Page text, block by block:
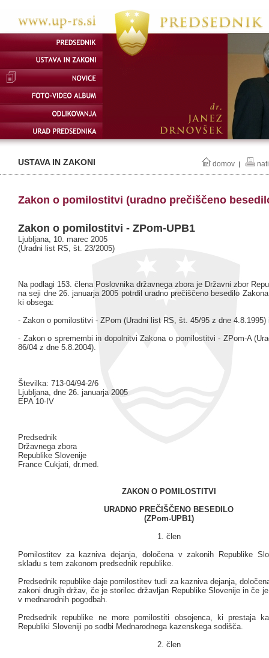
USTAVA IN ZAKONI domov |
Zakon o pomilostitvi (uradno prečiščeno
Zakon o pomilostitvi - ZPom-UPB1
Ljubljana, 10. marec 2005
(Uradni list RS, št. 23/2005)
Na podlagi 153. člena Poslovnika državnega zbora je Državni zbor
na seji dne 26. januarja 2005 potrdil uradno prečiščeno besedilo
ki obsega:
- Zakon o pomilostitvi - ZPom (Uradni list RS, št. 45/95 z dne 4.8.1995)
- Zakon o spremembi in dopolnitvi Zakona o pomilostitvi - ZPom-A
86/04 z dne 5.8.2004).
Številka: 713-04/94-2/6
Ljubljana, dne 26. januarja 2005
EPA 10-IV
Predsednik
Državnega zbora
Republike Slovenije
France Cukjati, dr.med.
ZAKON O POMILOSTITVI
URADNO PREČIŠČENO BESEDILO
(ZPom-UPB1)
1. člen
Pomilostitev za kazniva dejanja, določena v zakonih Republike
skladu s tem zakonom predsednik republike.
Predsednik republike daje pomilostitev tudi za kazniva dejanja,
zakoni drugih držav, če je storilec državljan Republike Slovenije in če
v mednarodnih pogodbah.
Predsednik republike ne more pomilostiti obsojenca, ki prestaja
Republiki Sloveniji po sodbi Mednarodnega kazenskega sodišča.
2. člen